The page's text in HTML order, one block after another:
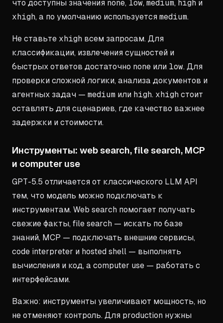
что доступны значения none, low, medium, high и
xhigh, а по умолчанию используется medium.
Не ставьте xhigh всем запросам. Для
классификации, извлечения сущностей и
быстрых ответов достаточно none или low. Для
проверки сложной логики, анализа документов и
агентных задач — medium или high. xhigh стоит
оставлять для сценариев, где качество важнее
задержки и стоимости.
Инструменты: web search, file search, MCP
и computer use
GPT-5.5 отличается от классического LLM API
тем, что модель можно подключать к
инструментам. Web search помогает получать
свежие факты, file search — искать по базе
знаний, MCP — подключать внешние сервисы,
code interpreter и hosted shell — выполнять
вычисления и код, а computer use — работать с
интерфейсами.
Важно: инструменты увеличивают мощность, но
не отменяют контроль. Для production нужны